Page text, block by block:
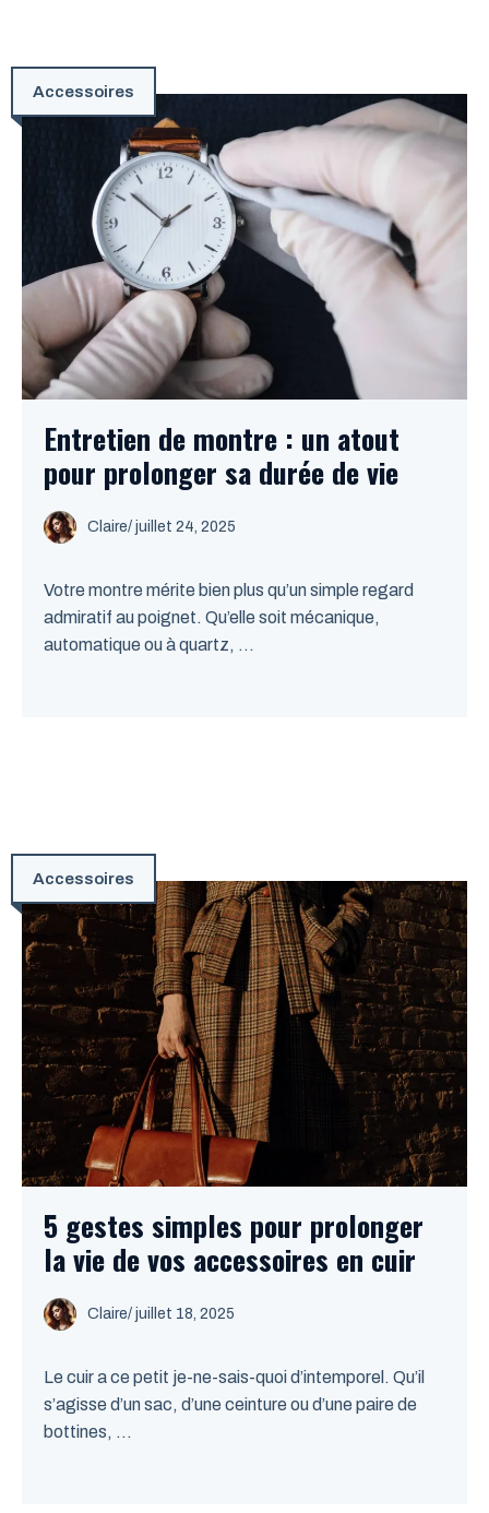
Accessoires
Entretien de montre : un atout
pour prolonger sa durée de vie
Claire/ juillet 24, 2025
Votre montre mérite bien plus qu’un simple regard
admiratif au poignet. Qu’elle soit mécanique,
automatique ou à quartz, ...
Accessoires
5 gestes simples pour prolonger
la vie de vos accessoires en cuir
Claire/ juillet 18, 2025
Le cuir a ce petit je-ne-sais-quoi d’intemporel. Qu’il
s’agisse d’un sac, d’une ceinture ou d’une paire de
bottines, ...